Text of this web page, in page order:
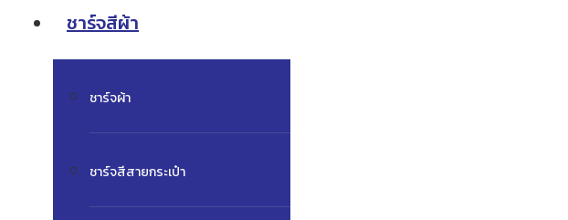
ชาร์จสีผ้า
ชาร์จผ้า
ชาร์จสีสายกระเป๋า